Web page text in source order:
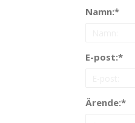
Namn:
E-post:
Ärende: